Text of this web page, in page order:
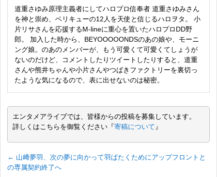
道重さゆみ原理主義者にしてハロプロ信奉者 道重さゆみさん
を神と崇め、ベリキューの12人を天使と信じるハロヲタ。 小
片リサさんを応援するM-lineに重心を置いたハロプロDD野
郎。 加入した時から、BEYOOOOONDSのあの娘や、モーニ
ング娘。のあのメンバーが、もう可愛くて可愛くてしょうが
ないのだけど、コメントしたりツイートしたりすると、道重
さんや熊井ちゃんや小片さんやつばきファクトリーを裏切っ
たような気になるので、表に出せないのは秘密。
エンタメアライブでは、皆様からの投稿を募集しています。
詳しくはこちらを御覧ください『寄稿について』
← 山﨑夢羽、次の夢に向かって羽ばたくためにアップフロントと
の専属契約終了へ